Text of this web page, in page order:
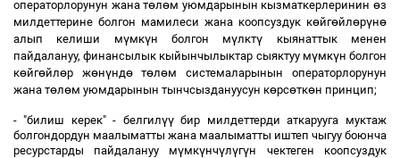
операторлорунун жана төлөм уюмдарынын кызматкерлерининөз
милдеттерине болгон мамилеси жана коопсуздук көйгөйлөрүнө
алып келиши мүмкүн болгон мүлктү кыянаттык менен
пайдалануу, финансылык кыйынчылыктар сыяктуу мүмкүн болгон
көйгөйлөр жөнүндөтөлөм системаларынын операторлорунун
жана төлөм уюмдарынын тынчсыздануусун көрсөткөн принцип;
- "билиш керек" - белгилүү бир милдеттерди аткарууга муктаж
болгондордун маалыматты жана маалыматты иштеп чыгуу боюнча
ресурстарды пайдалануу мүмкүнчүлүгүн чектеген коопсуздук